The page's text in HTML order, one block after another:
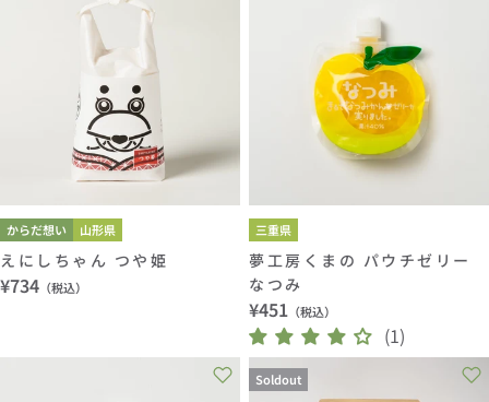
からだ想い 山形県
えにしちゃん つや姫
通
格
¥734 （税込）
三重県
夢工房くまの パウチゼリー
なつみ
通
常
価
格
¥451 （税込）
(1)
Soldout